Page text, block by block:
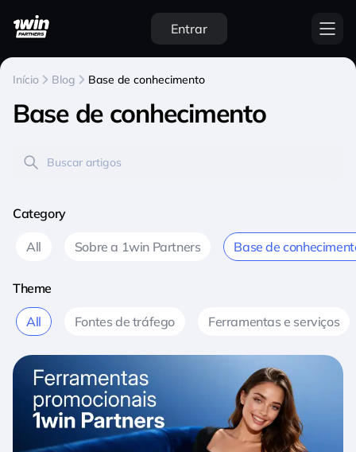
Entrar
Início Blog Base de conhecimento
Base de conhecimento
Category
All Sobre a 1win Partners Base de
Theme
All Fontes de tráfego Ferramentas e serviços